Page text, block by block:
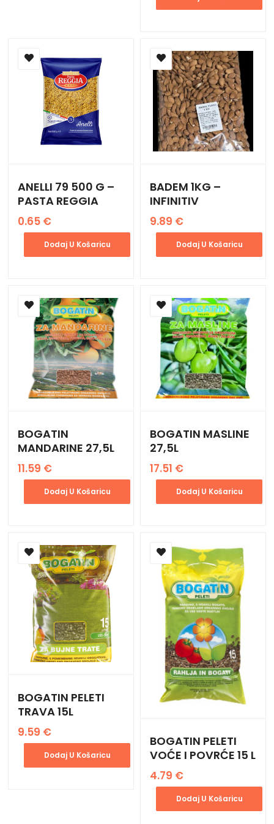
ANELLI 79 500 G –
PASTA REGGIA
0.65 €
Dodaj U Košaricu
BADEM 1KG –
INFINITIV
9.89 €
Dodaj U Košaricu
BOGATIN
MANDARINE 27,5L
11.59 €
Dodaj U Košaricu
BOGATIN MASLINE
27,5L
17.51 €
Dodaj U Košaricu
BOGATIN PELETI
TRAVA 15L
9.59 €
Dodaj U Košaricu
BOGATIN PELETI
VOĆE I POVRĆE 15 L
4.79 €
Dodaj U Košaricu